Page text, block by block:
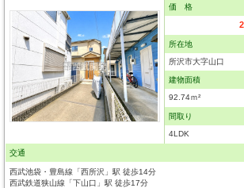
価 格
所在地
所沢市大字山口
建物面積
92.74ｍ²
間取り
4LDK
交通
西武池袋・豊島線「西所沢」駅 徒歩14分
西武鉄道狭山線「下山口」駅 徒歩17分